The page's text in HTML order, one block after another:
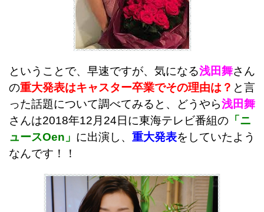
ということで、早速ですが、気になる浅田舞さん
の重大発表はキャスター卒業でその理由は？ と言
った話題について調べてみると、
どうやら浅田舞
さんは2018年12月24日に東海テレビ番組の 「ニ
ュースOen」 に出演し、 重大発表をしていたよう
なんです！！